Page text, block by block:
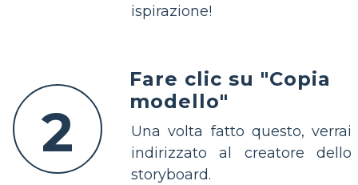
ispirazione!
2
Fare clic su "Copia
modello"
Una volta fatto questo, verrai
indirizzato al creatore dello
storyboard.